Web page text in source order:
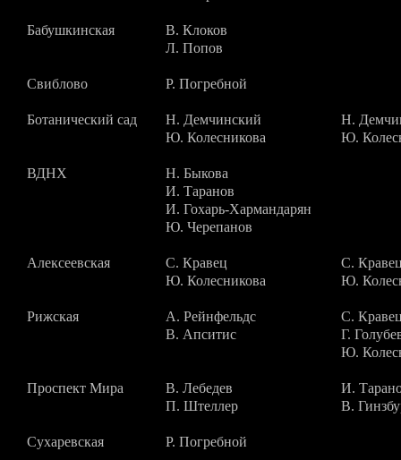
Бабушкинская
В. Клоков
Л. Попов
Свиблово Р. Погребной
Ботанический сад
Н. Демчинский
Ю. Колесникова
Н.
Ю.
ВДНХ
Н. Быкова
И. Таранов
И. Гохарь-Хармандарян
Ю. Черепанов
Алексеевская
С. Кравец
Ю. Колесникова
С.
Ю.
Рижская
А. Рейнфельдс
В. Апситис
С.
Г.
Ю.
Проспект Мира
В. Лебедев
П. Штеллер
И.
В.
Сухаревская Р. Погребной